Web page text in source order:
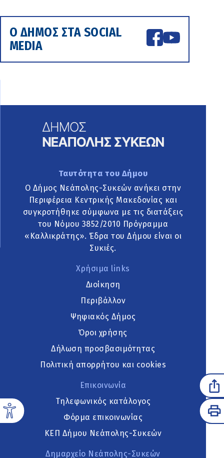
Ο ΔΗΜΟΣ ΣΤΑ SOCIAL
MEDIA
Ταυτότητα του Δήμου
Ο Δήμος Νεάπολης-Συκεών ανήκει στην
Περιφέρεια Κεντρικής Μακεδονίας και
συγκροτήθηκε σύμφωνα με τις διατάξεις
του Νόμου 3852/2010 Πρόγραμμα
«Καλλικράτης». Έδρα του Δήμου είναι οι
Συκιές.
Χρήσιμα links
Διοίκηση
Περιβάλλον
Ψηφιακός Δήμος
Όροι χρήσης
Δήλωση προσβασιμότητας
Πολιτική απορρήτου και cookies
Επικοινωνία
Τηλεφωνικός κατάλογος
Φόρμα επικοινωνίας
ΚΕΠ Δήμου Νεάπολης-Συκεών
Δημαρχείο Νεάπολης-Συκεών